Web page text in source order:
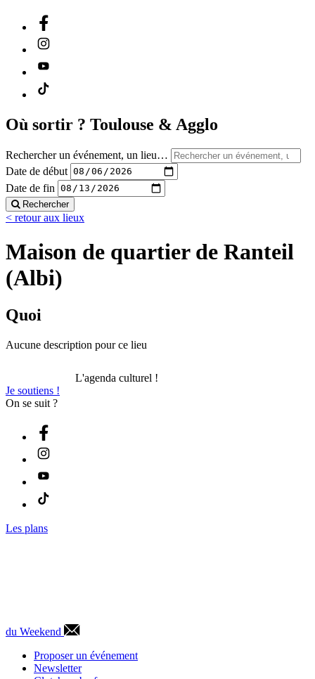
Où sortir ? Toulouse & Agglo
Rechercher un événement, un lieu…
Date de début
Date de fin
Rechercher
< retour aux lieux
Maison de quartier de Ranteil
(Albi)
Quoi
Aucune description pour ce lieu
L'agenda culturel !
Je soutiens !
On se suit ?
Les plans
du Weekend
Proposer un événement
Newsletter